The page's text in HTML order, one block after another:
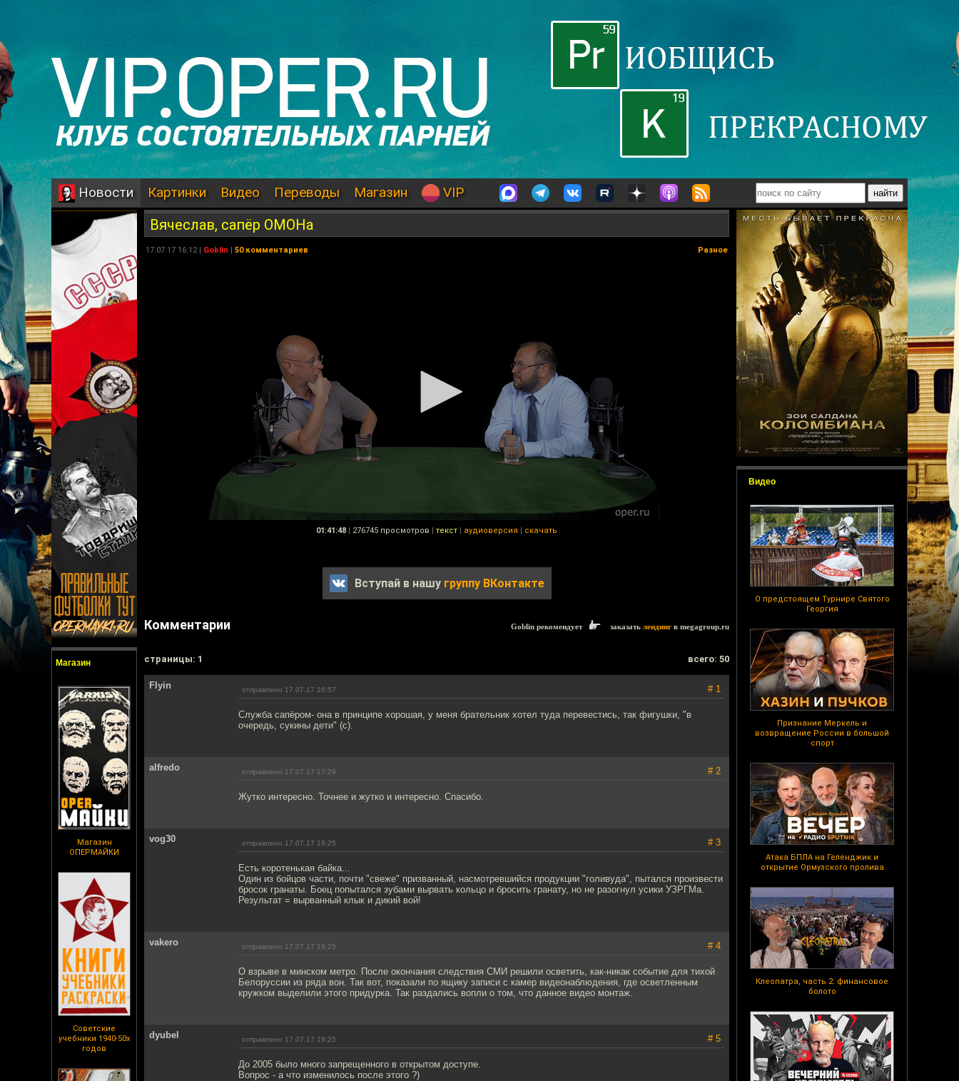
Новости Картинки Видео Переводы Магазин VIP
Магазин
Магазин
ОПЕРМАЙКИ
Советские
учебники 1940-50х
годов
Видео
О предстоящем Турнире Святого
Георгия
Признание Меркель и
возвращение России в большой
спорт
Атака БПЛА на Геленджик и
открытие Ормузского пролива
Клеопатра, часть 2: финансовое
болото
Вячеслав, сапёр ОМОНа
17.07.17 16:12 | Goblin | 50 комментариев Разное
01:41:48 | 276745 просмотров | текст | аудиоверсия | скачать
Вступай в нашу группу ВКонтакте
Комментарии Goblin рекомендует заказать лендинг в megagroup.ru
cтраницы: 1 всего: 50
Flyin отправлено 17.07.17 16:57 # 1
Служба сапёром- она в принципе хорошая, у меня брательник хотел туда перевестись, так фигушки, "в
очередь, сукины дети" (с).
alfredo отправлено 17.07.17 17:29 # 2
Жутко интересно. Точнее и жутко и интересно. Спасибо.
vog30 отправлено 17.07.17 19:25 # 3
Есть коротенькая байка...
Один из бойцов части, почти "свеже" призванный, насмотревшийся продукции "голивуда", пытался произвести
бросок гранаты. Боец попытался зубами вырвать кольцо и бросить гранату, но не разогнул усики УЗРГМа.
Результат = вырванный клык и дикий вой!
vakero отправлено 17.07.17 19:25 # 4
О взрыве в минском метро. После окончания следствия СМИ решили осветить, как-никак событие для тихой
Белоруссии из ряда вон. Так вот, показали по ящику записи с камер видеонаблюдения, где осветленным
кружком выделили этого придурка. Так раздались вопли о том, что данное видео монтаж.
dyubel отправлено 17.07.17 19:25 # 5
До 2005 было много запрещенного в открытом доступе.
Вопрос - а что изменилось после этого ?)